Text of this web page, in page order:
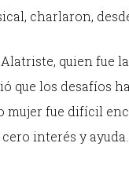
charlaron,
Alatriste, quien fue
que los desafíos
mujer fue difícil
interés y ayuda.